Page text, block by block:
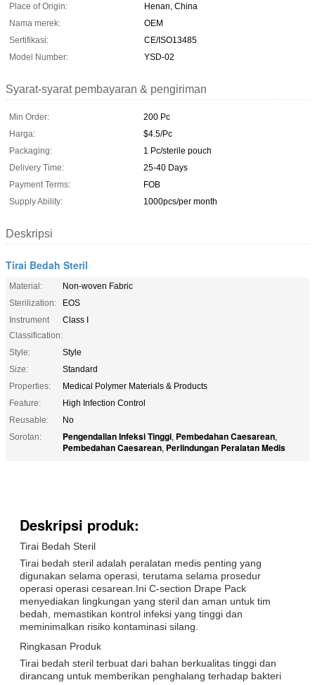
Place of Origin:
Henan, China
Nama merek:
OEM
Sertifikasi:
CE/ISO13485
Model Number:
YSD-02
Syarat-syarat pembayaran & pengiriman
Min Order:
200 Pc
Harga:
$4.5/Pc
Packaging:
1 Pc/sterile pouch
Delivery Time:
25-40 Days
Payment Terms:
FOB
Supply Ability:
1000pcs/per month
Deskripsi
Tirai Bedah Steril
Material:
Non-woven Fabric
Sterilization:
EOS
Instrument
Classification:
Class I
Style:
Style
Size:
Standard
Properties:
Medical Polymer Materials & Products
Feature:
High Infection Control
Reusable:
No
Sorotan:
Pengendalian Infeksi Tinggi, Pembedahan Caesarean,
Pembedahan Caesarean, Perlindungan Peralatan Medis
Deskripsi produk:
Tirai Bedah Steril
Tirai bedah steril adalah peralatan medis penting yang
digunakan selama operasi, terutama selama prosedur
operasi operasi cesarean.Ini C-section Drape Pack
menyediakan lingkungan yang steril dan aman untuk tim
bedah, memastikan kontrol infeksi yang tinggi dan
meminimalkan risiko kontaminasi silang.
Ringkasan Produk
Tirai bedah steril terbuat dari bahan berkualitas tinggi dan
dirancang untuk memberikan penghalang terhadap bakteri